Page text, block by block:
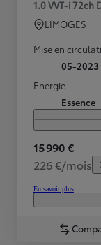
1.0 VVT-i 72ch
LIMOGES
Mise en
05-2023
Energie
Essence
15 990 €
226 €/mois
En savoir plus